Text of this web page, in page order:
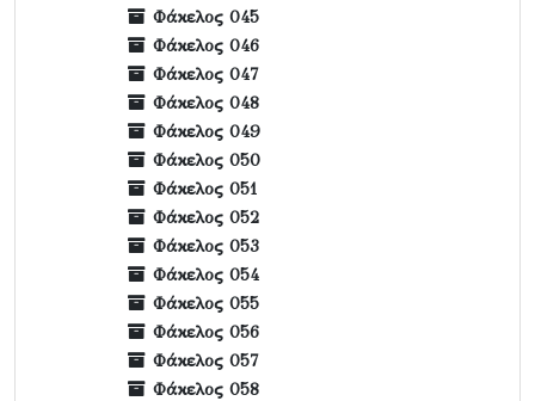
Φάκελος 045
Φάκελος 046
Φάκελος 047
Φάκελος 048
Φάκελος 049
Φάκελος 050
Φάκελος 051
Φάκελος 052
Φάκελος 053
Φάκελος 054
Φάκελος 055
Φάκελος 056
Φάκελος 057
Φάκελος 058